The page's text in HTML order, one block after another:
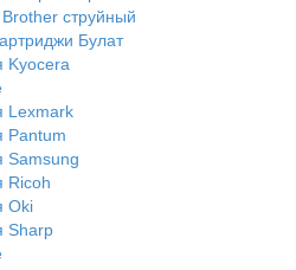
струйный
Булат
Kyocera
Lexmark
Pantum
Samsung
Ricoh
Oki
Sharp